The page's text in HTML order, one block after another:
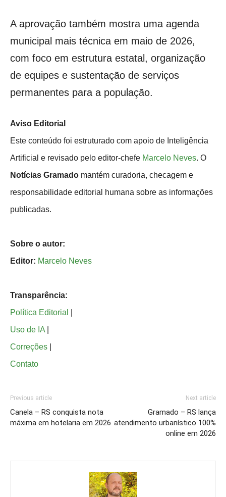
A aprovação também mostra uma agenda
municipal mais técnica em maio de 2026,
com foco em estrutura estatal, organização
de equipes e sustentação de serviços
permanentes para a população.
Aviso Editorial
Este conteúdo foi estruturado com apoio de Inteligência
Artificial e revisado pelo editor-chefe Marcelo Neves. O
Notícias Gramado mantém curadoria, checagem e
responsabilidade editorial humana sobre as informações
publicadas.
Sobre o autor:
Editor: Marcelo Neves
Transparência:
Política Editorial
Uso de IA
Correções
Contato
Previous article
Canela – RS conquista nota
máxima em hotelaria em 2026
Next article
Gramado – RS lança
atendimento urbanístico 100%
online em 2026